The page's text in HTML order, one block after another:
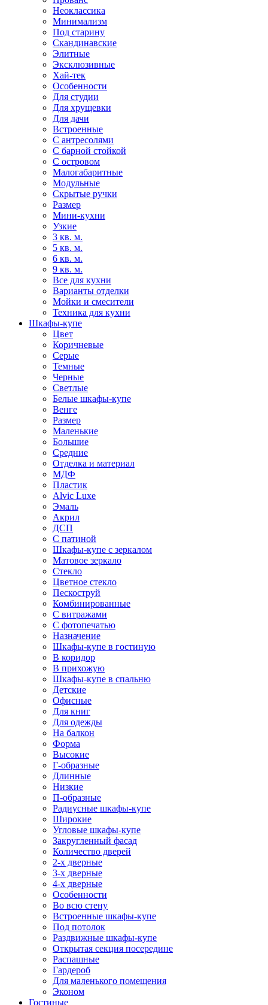
Неоклассика
Минимализм
Под старину
Скандинавские
Элитные
Эксклюзивные
Хай-тек
Особенности
Для студии
Для хрущевки
Для дачи
Встроенные
С антресолями
С барной стойкой
С островом
Малогабаритные
Модульные
Скрытые ручки
Размер
Мини-кухни
Узкие
3 кв. м.
5 кв. м.
6 кв. м.
9 кв. м.
Все для кухни
Варианты отделки
Мойки и смесители
Техника для кухни
Шкафы-купе
Цвет
Коричневые
Серые
Темные
Черные
Светлые
Белые шкафы-купе
Венге
Размер
Маленькие
Большие
Средние
Отделка и материал
МДФ
Пластик
Alvic Luxe
Эмаль
Акрил
ДСП
С патиной
Шкафы-купе с зеркалом
Матовое зеркало
Стекло
Цветное стекло
Пескоструй
Комбинированные
С витражами
С фотопечатью
Назначение
Шкафы-купе в гостиную
В коридор
В прихожую
Шкафы-купе в спальню
Детские
Офисные
Для книг
Для одежды
На балкон
Форма
Высокие
Г-образные
Длинные
Низкие
П-образные
Радиусные шкафы-купе
Широкие
Угловые шкафы-купе
Закругленный фасад
Количество дверей
2-х дверные
3-х дверные
4-х дверные
Особенности
Во всю стену
Встроенные шкафы-купе
Под потолок
Раздвижные шкафы-купе
Открытая секция посередине
Распашные
Гардероб
Для маленького помещения
Эконом
Гостиные